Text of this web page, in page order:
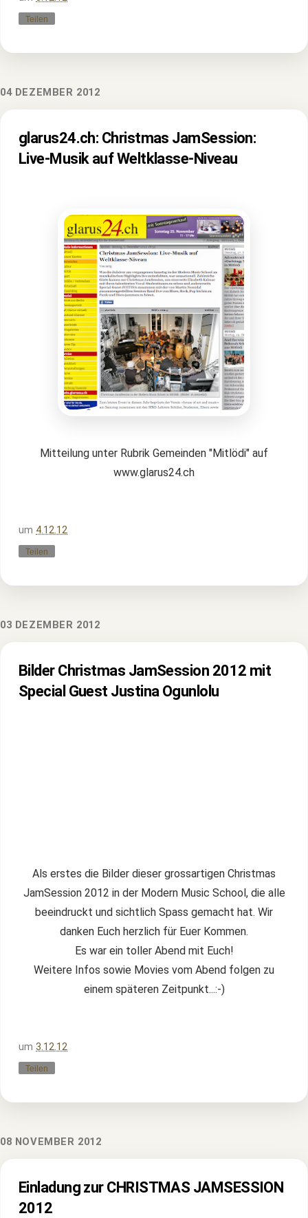
Teilen
04 DEZEMBER 2012
glarus24.ch: Christmas JamSession:
Live-Musik auf Weltklasse-Niveau
Mitteilung unter Rubrik Gemeinden "Mitlödi" auf
www.glarus24.ch
um 4.12.12
Teilen
03 DEZEMBER 2012
Bilder Christmas JamSession 2012 mit
Special Guest Justina Ogunlolu
Als erstes die Bilder dieser grossartigen Christmas
JamSession 2012 in der Modern Music School, die alle
beeindruckt und sichtlich Spass gemacht hat. Wir
danken Euch herzlich für Euer Kommen.
Es war ein toller Abend mit Euch!
Weitere Infos sowie Movies vom Abend folgen zu
einem späteren Zeitpunkt...:-)
um 3.12.12
Teilen
08 NOVEMBER 2012
Einladung zur CHRISTMAS JAMSESSION
2012